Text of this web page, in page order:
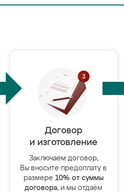
Договор
и изготовление
Заключаем договор,
Вы вносите предоплату в
размере 10% от суммы
договора, и мы отдаём